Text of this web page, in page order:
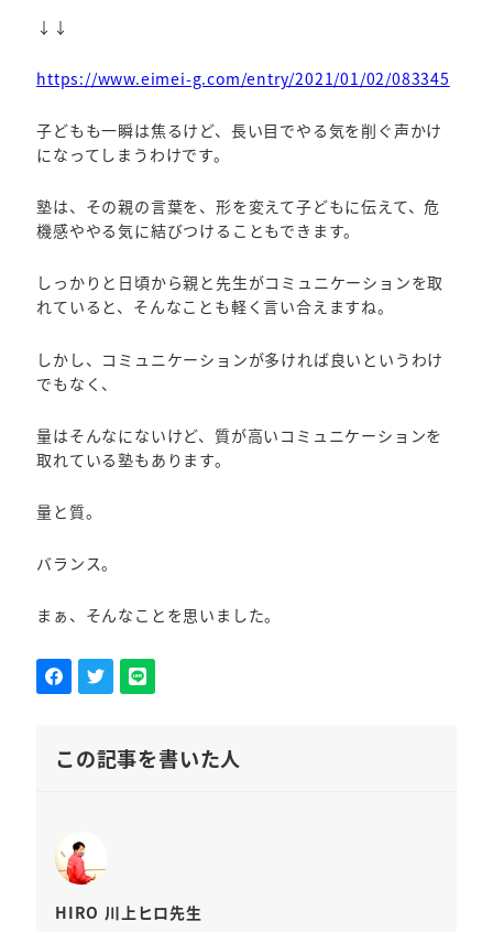
↓↓
https://www.eimei-g.com/entry/2021/01/02/083345
子どもも一瞬は焦るけど、長い目でやる気を削ぐ声かけ
になってしまうわけです。
塾は、その親の言葉を、形を変えて子どもに伝えて、危
機感ややる気に結びつけることもできます。
しっかりと日頃から親と先生がコミュニケーションを取
れていると、そんなことも軽く言い合えますね。
しかし、コミュニケーションが多ければ良いというわけ
でもなく、
量はそんなにないけど、質が高いコミュニケーションを
取れている塾もあります。
量と質。
バランス。
まぁ、そんなことを思いました。
この記事を書いた人
HIRO 川上ヒロ先生